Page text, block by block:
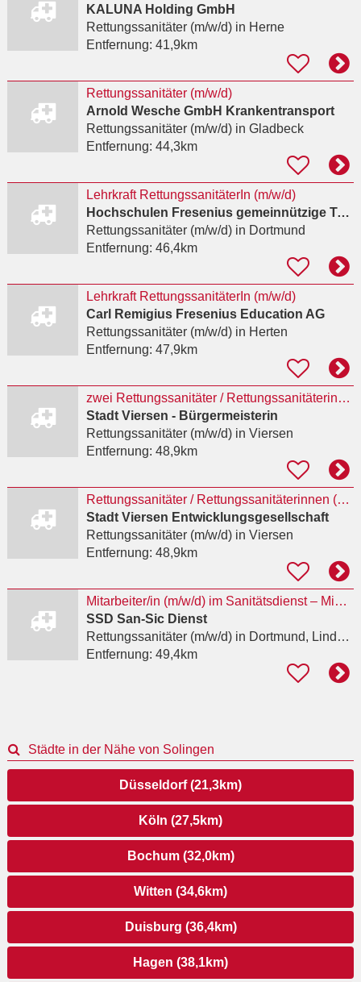
KALUNA Holding GmbH
Rettungssanitäter (m/w/d)in Herne
Entfernung: 41,9km
Rettungssanitäter (m/w/d)
Arnold Wesche GmbH Krankentransport
Rettungssanitäter (m/w/d)in Gladbeck
Entfernung: 44,3km
Lehrkraft RettungssanitäterIn (m/w/d)
Hochschulen Fresenius gemeinnützige Trägerges. mbH
Rettungssanitäter (m/w/d)in Dortmund
Entfernung: 46,4km
Lehrkraft RettungssanitäterIn (m/w/d)
Carl Remigius Fresenius Education AG
Rettungssanitäter (m/w/d)in Herten
Entfernung: 47,9km
zwei Rettungssanitäter / Rettungssanitäterinnen
Stadt Viersen - Bürgermeisterin
Rettungssanitäter (m/w/d)in Viersen
Entfernung: 48,9km
Rettungssanitäter / Rettungssanitäterinnen (m/w/d)
Stadt Viersen Entwicklungsgesellschaft
Rettungssanitäter (m/w/d)in Viersen
Entfernung: 48,9km
Mitarbeiter/in (m/w/d) im Sanitätsdienst – Minijob, Midijob, Teilzeit oder Vollzeit
SSD San-Sic Dienst
Rettungssanitäter (m/w/d)in Dortmund, Lindenhorst
Entfernung: 49,4km
Städte in der Nähe von Solingen
Düsseldorf (21,3km)
Köln (27,5km)
Bochum (32,0km)
Witten (34,6km)
Duisburg (36,4km)
Hagen (38,1km)